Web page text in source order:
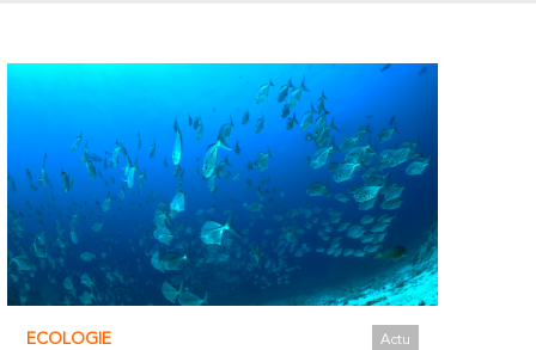
ECOLOGIE Actu